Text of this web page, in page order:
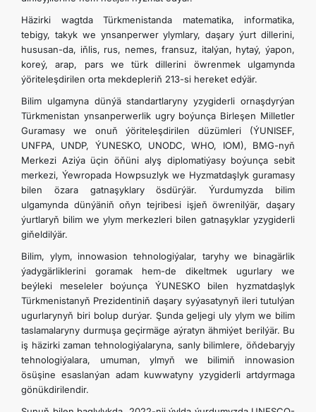
Häzirki wagtda Türkmenistanda matematika, informatika,
tebigy, takyk we ynsanperwer ylymlary, daşary ýurt dillerini,
hususan-da, iňlis, rus, nemes, fransuz, italýan, hytaý, ýapon,
koreý, arap, pars we türk dillerini öwrenmek ulgamynda
ýöriteleşdirilen orta mekdepleriň 213-si hereket edýär.
Bilim ulgamyna dünýä standartlaryny yzygiderli ornaşdyrýan
Türkmenistan ynsanperwerlik ugry boýunça Birleşen Milletler
Guramasy we onuň ýöriteleşdirilen düzümleri (ÝUNISEF,
UNFPA, UNDP, ÝUNESKO, UNODC, WHO, IOM), BMG-nyň
Merkezi Aziýa üçin öňüni alyş diplomatiýasy boýunça sebit
merkezi, Ýewropada Howpsuzlyk we Hyzmatdaşlyk guramasy
bilen özara gatnaşyklary ösdürýär. Ýurdumyzda bilim
ulgamynda dünýäniň oňyn tejribesi işjeň öwrenilýär, daşary
ýurtlaryň bilim we ylym merkezleri bilen gatnaşyklar yzygiderli
giňeldilýär.
Bilim, ylym, innowasion tehnologiýalar, taryhy we binagärlik
ýadygärliklerini goramak hem-de dikeltmek ugurlary we
beýleki meseleler boýunça ÝUNESKO bilen hyzmatdaşlyk
Türkmenistanyň Prezidentiniň daşary syýasatynyň ileri tutulýan
ugurlarynyň biri bolup durýar. Şunda geljegi uly ylym we bilim
taslamalaryny durmuşa geçirmäge aýratyn ähmiýet berilýär. Bu
iş häzirki zaman tehnologiýalaryna, sanly bilimlere, öňdebaryjy
tehnologiýalara, umuman, ylmyň we bilimiň innowasion
ösüşine esaslanýan adam kuwwatyny yzygiderli artdyrmaga
gönükdirilendir.